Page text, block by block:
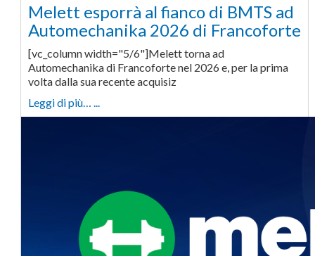
Melett esporrà al fianco di BMTS ad
Automechanika 2026 di Francoforte
[vc_column width="5/6"]Melett torna ad
Automechanika di Francoforte nel 2026 e, per la prima
volta dalla sua recente acquisiz
Leggi di più… ...